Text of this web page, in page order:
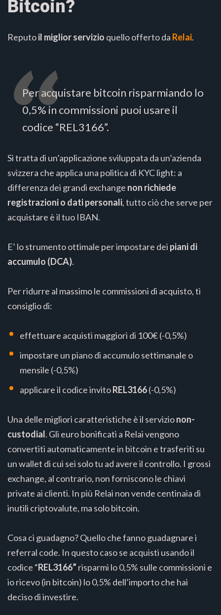
Bitcoin?
Reputoil miglior servizio quello offerto da Relai.
Per acquistare bitcoin risparmiando lo
0,5% in commissioni puoi usare il
codice “REL3166”.
Si tratta di un’applicazione sviluppata da un’azienda
svizzera che applica una politica di KYC light: a
differenza dei grandi exchange non richiede
registrazioni o dati personali, tutto ciò che serve per
acquistare è il tuo IBAN.
E’ lo strumento ottimale per impostare dei piani di
accumulo (DCA).
Per ridurre al massimo le commissioni di acquisto, ti
consiglio di:
effettuare acquisti maggiori di 100€ (-0,5%)
impostare un piano di accumulo settimanale o
mensile (-0,5%)
applicare il codice invitoREL3166(-0,5%)
Una delle migliori caratteristiche è il servizionon-
custodial. Gli euro bonificati a Relai vengono
convertiti automaticamente in bitcoin e trasferiti su
un wallet di cui sei solo tu ad avere il controllo. I grossi
exchange, al contrario, non forniscono le chiavi
private ai clienti. In più Relai non vende centinaia di
inutili criptovalute, ma solo bitcoin.
Cosa ci guadagno? Quello che fanno guadagnare i
referral code. In questo caso se acquisti usando il
codice “REL3166” risparmi lo 0,5% sulle commissioni e
io ricevo (in bitcoin) lo 0,5% dell’importo che hai
deciso di investire.